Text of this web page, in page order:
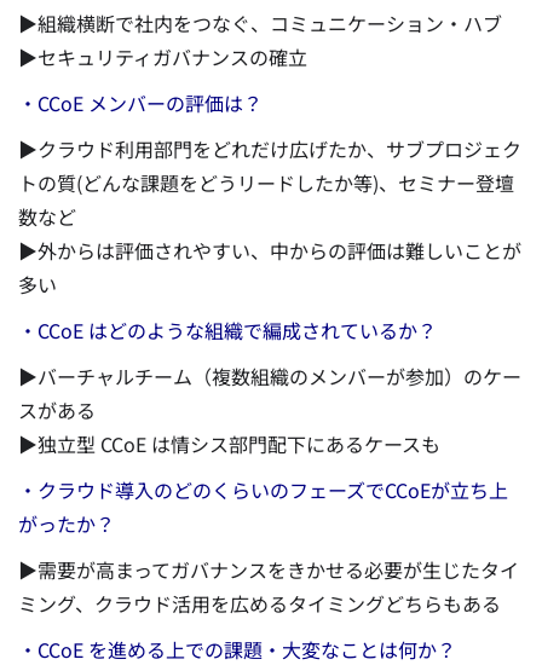
▶組織横断で社内をつなぐ、コミュニケーション・ハブ
▶セキュリティガバナンスの確立
・CCoE メンバーの評価は？
▶クラウド利用部門をどれだけ広げたか、サブプロジェク
トの質(どんな課題をどうリードしたか等)、セミナー登壇
数など
▶外からは評価されやすい、中からの評価は難しいことが
多い
・CCoE はどのような組織で編成されているか？
▶バーチャルチーム（複数組織のメンバーが参加）のケー
スがある
▶独立型 CCoE は情シス部門配下にあるケースも
・クラウド導入のどのくらいのフェーズでCCoEが立ち上
がったか？
▶需要が高まってガバナンスをきかせる必要が生じたタイ
ミング、クラウド活用を広めるタイミングどちらもある
・CCoE を進める上での課題・大変なことは何か？